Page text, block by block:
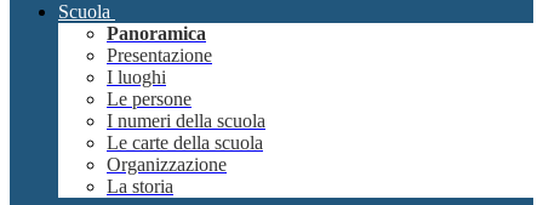
Scuola
Panoramica
Presentazione
I luoghi
Le persone
I numeri della scuola
Le carte della scuola
Organizzazione
La storia